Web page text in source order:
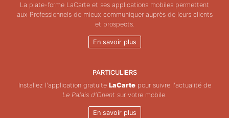
La plate-forme LaCarte et ses applications mobiles permettent
aux Professionnels de mieux communiquer auprès de leurs clients
et prospects.
En savoir plus
PARTICULIERS
Installez l'application gratuite LaCartepour suivre l'actualité de
Le Palais d'Orient sur votre mobile.
En savoir plus